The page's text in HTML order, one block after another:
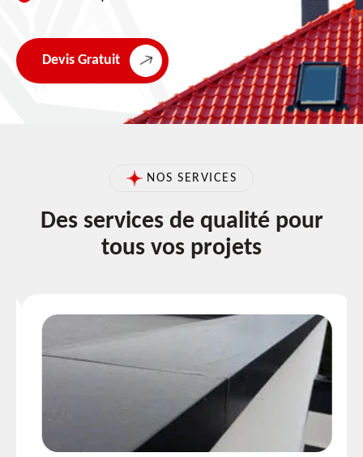
Devis Gratuit
NOS SERVICES
Des services de qualité pour
tous vos projets